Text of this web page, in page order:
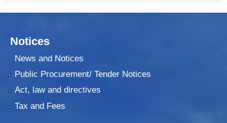
Notices
News and Notices
Public Procurement/ Tender Notices
Act, law and directives
Tax and Fees